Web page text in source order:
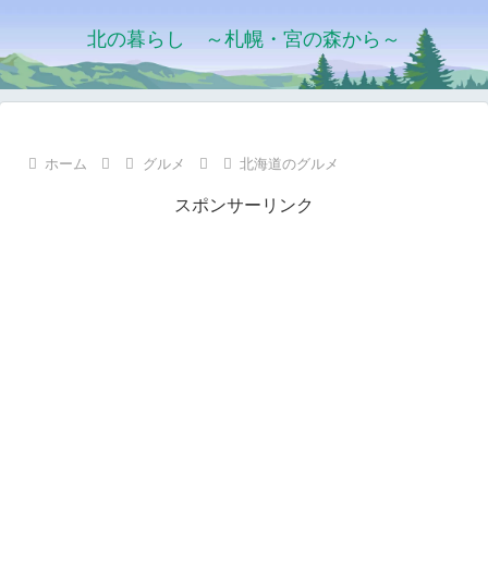
北の暮らし ～札幌・宮の森から～
ホーム グルメ 北海道のグルメ
スポンサーリンク